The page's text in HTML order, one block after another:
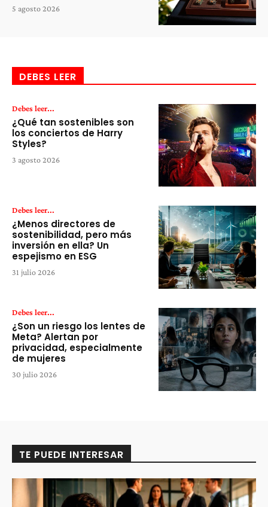
5 agosto 2026
DEBES LEER
Debes leer...
¿Qué tan sostenibles son
los conciertos de Harry
Styles?
3 agosto 2026
Debes leer...
¿Menos directores de
sostenibilidad, pero más
inversión en ella? Un
espejismo en ESG
31 julio 2026
Debes leer...
¿Son un riesgo los lentes de
Meta? Alertan por
privacidad, especialmente
de mujeres
30 julio 2026
TE PUEDE INTERESAR